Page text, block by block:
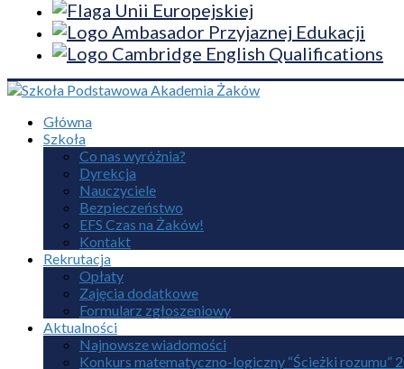
Główna
Szkoła
Co nas wyróżnia?
Dyrekcja
Nauczyciele
Bezpieczeństwo
EFS Czas na Żaków!
Kontakt
Rekrutacja
Opłaty
Zajęcia dodatkowe
Formularz zgłoszeniowy
Aktualności
Najnowsze wiadomości
Konkurs matematyczno-logiczny “Ścieżki rozumu”